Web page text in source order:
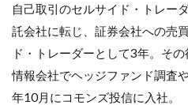
自己取引のセルサイド・トレー
託会社に転じ、証券会社への売
ド・トレーダーとして3年。そ
情報会社でヘッジファンド調査
年10月にコモンズ投信に入社。